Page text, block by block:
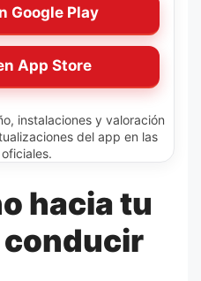
Google Play
App Store
instalaciones y valoración
del app en las
hacia tu
conducir